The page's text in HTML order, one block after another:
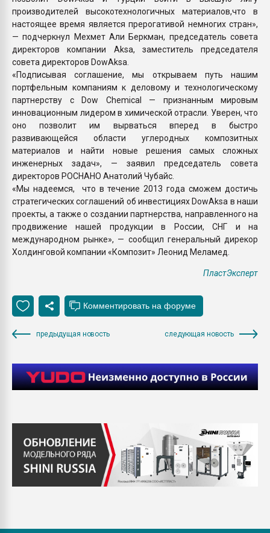
производителей высокотехнологичных материалов,что в
настоящее время является прерогативой немногих стран»,
— подчеркнул Мехмет Али Беркман, председатель совета
директоров компании Aksa, заместитель председателя
совета директоров DowAksa.
«Подписывая соглашение, мы открываем путь нашим
портфельным компаниям к деловому и технологическому
партнерству с Dow Chemical — признанным мировым
инновационным лидером в химической отрасли. Уверен, что
оно позволит им вырваться вперед в быстро
развивающейся области углеродных композитных
материалов и найти новые решения самых сложных
инженерных задач», — заявил председатель совета
директоров РОСНАНО Анатолий Чубайс.
«Мы надеемся, что в течение 2013 года сможем достичь
стратегических соглашений об инвестициях DowAksa в наши
проекты, а также о создании партнерства, направленного на
продвижение нашей продукции в России, СНГ и на
международном рынке», — сообщил генеральный дирекор
Холдинговой компании «Композит» Леонид Меламед.
ПластЭксперт
предыдущая новость следующая новость